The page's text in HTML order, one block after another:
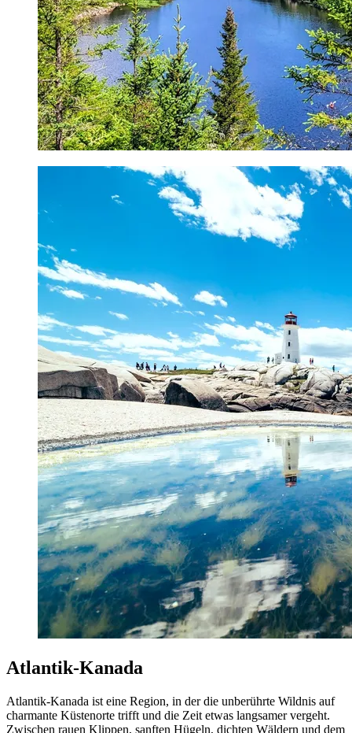
Atlantik-Kanada
Atlantik-Kanada ist eine Region, in der die unberührte Wildnis auf
charmante Küstenorte trifft und die Zeit etwas langsamer vergeht.
Zwischen rauen Klippen, sanften Hügeln, dichten Wäldern und dem